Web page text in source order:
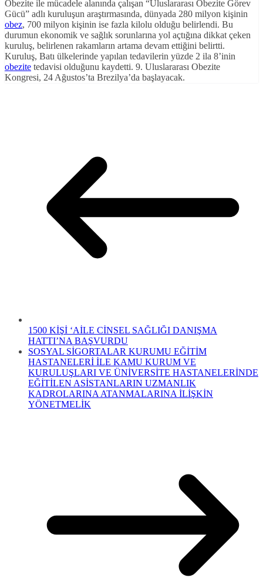
Obezite ile mücadele alanında çalışan “Uluslararası Obezite Görev
Gücü” adlı kuruluşun araştırmasında, dünyada 280 milyon kişinin
obez, 700 milyon kişinin ise fazla kilolu olduğu belirlendi. Bu
durumun ekonomik ve sağlık sorunlarına yol açtığına dikkat çeken
kuruluş, belirlenen rakamların artama devam ettiğini belirtti.
Kuruluş, Batı ülkelerinde yapılan tedavilerin yüzde 2 ila 8’inin
obezite tedavisi olduğunu kaydetti. 9. Uluslararası Obezite
Kongresi, 24 Ağustos’ta Brezilya’da başlayacak.
1500 KİŞİ ‘AİLE CİNSEL SAĞLIĞI DANIŞMA
HATTI’NA BAŞVURDU
SOSYAL SİGORTALAR KURUMU EĞİTİM
HASTANELERİ İLE KAMU KURUM VE
KURULUŞLARI VE ÜNİVERSİTE HASTANELERİNDE
EĞİTİLEN ASİSTANLARIN UZMANLIK
KADROLARINA ATANMALARINA İLİŞKİN
YÖNETMELİK